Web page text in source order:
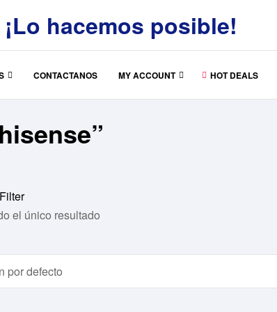
¡Lo hacemos posible!
CONTACTANOS MY ACCOUNT HOT DEALS
Filter
el único resultado